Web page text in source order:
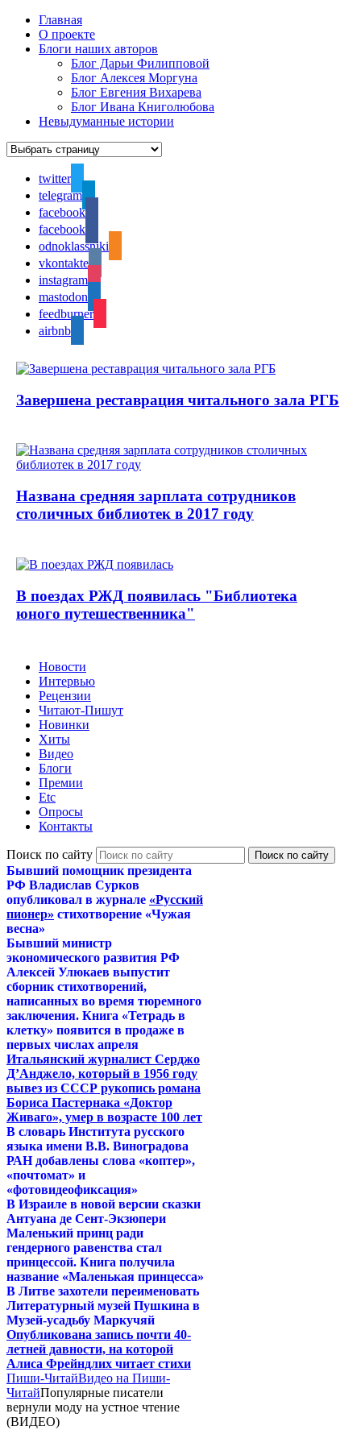
Главная
О проекте
Блоги наших авторов
Блог Дарьи Филипповой
Блог Алексея Моргуна
Блог Евгения Вихарева
Блог Ивана Книголюбова
Невыдуманные истории
twitter
telegram
facebook
facebook
odnoklassniki
vkontakte
instagram
mastodon
feedburner
airbnb
Завершена реставрация читального зала РГБ
Названа средняя зарплата сотрудников
столичных библиотек в 2017 году
В поездах РЖД появилась "Библиотека
юного путешественника"
Новости
Интервью
Рецензии
Читают-Пишут
Новинки
Хиты
Видео
Блоги
Премии
Etc
Опросы
Контакты
Поиск по сайту
Бывший помощник президента
РФ Владислав Сурков
опубликовал в журнале «Русский
пионер» стихотворение «Чужая
весна»
Бывший министр
экономического развития РФ
Алексей Улюкаев выпустит
сборник стихотворений,
написанных во время тюремного
заключения. Книга «Тетрадь в
клетку» появится в продаже в
первых числах апреля
Итальянский журналист Серджо
Д’Анджело, который в 1956 году
вывез из СССР рукопись романа
Бориса Пастернака «Доктор
Живаго», умер в возрасте 100 лет
В словарь Института русского
языка имени В.В. Виноградова
РАН добавлены слова «коптер»,
«почтомат» и
«фотовидеофиксация»
В Израиле в новой версии сказки
Антуана де Сент-Экзюпери
Маленький принц ради
гендерного равенства стал
принцессой. Книга получила
название «Маленькая принцесса»
В Литве захотели переименовать
Литературный музей Пушкина в
Музей-усадьбу Маркучяй
Опубликована запись почти 40-
летней давности, на которой
Алиса Фрейндлих читает стихи
Пиши-ЧитайВидео на Пиши-
ЧитайПопулярные писатели
вернули моду на устное чтение
(ВИДЕО)